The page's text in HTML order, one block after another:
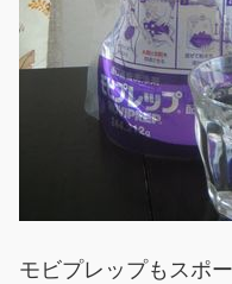
モビプレップもスポ